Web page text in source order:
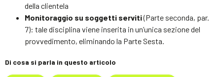
della clientela
Monitoraggio su soggetti serviti(Parte seconda, par.
7): tale disciplina viene inserita in un’unica sezione del
provvedimento, eliminando la Parte Sesta.
Di cosa si parla in questo articolo